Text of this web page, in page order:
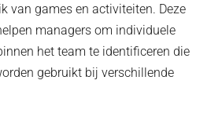
van games en activiteiten. Deze
managers om individuele
het team te identificeren die
gebruikt bij verschillende